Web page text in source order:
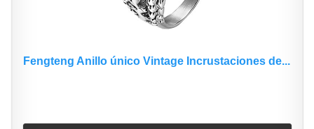
Fengteng Anillo único Vintage Incrustaciones de...